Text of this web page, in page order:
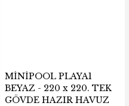
MİNİPOOL PLAYA1
BEYAZ - 220 x 220. TEK
GÖVDE HAZIR HAVUZ